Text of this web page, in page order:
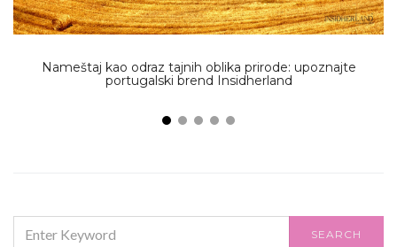
Nameštaj kao odraz tajnih oblika prirode: upoznajte
portugalski brend Insidherland
FOR:
SEARCH